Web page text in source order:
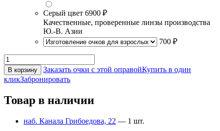
Серый цвет 6900 ₽
Качественные, проверенные линзы производства
Ю.-В. Азии
700 ₽
В корзину Заказать очки с этой оправойКупить в один
кликЗабронировать
Товар в наличии
наб. Канала Грибоедова, 22 — 1 шт.